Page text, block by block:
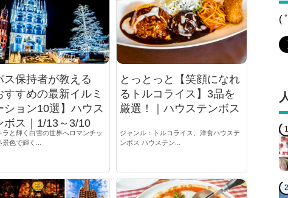
ス保持者が教える
すすめの最新イルミ
ション10選】ハウス
ボス｜1/13～3/10
ラと輝く白雪の世界へロマンチッ
景色で輝く...
とっとっと【笑顔になれ
るトルコライス】3品を
厳選！｜ハウステンボス
ジャンル：トルコライス、洋食ハウステ
ンボス ハウステン...
(